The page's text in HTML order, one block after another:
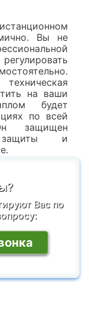
Вы не
на ваши
будет
по всей
защищен
защиты и
Вас по